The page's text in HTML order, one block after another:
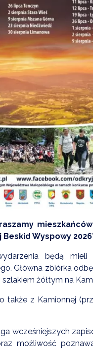
Wyspowy
będą
Główna zbiórka
żółtym na
z Kamionnej
wcześniejszych
możliwość